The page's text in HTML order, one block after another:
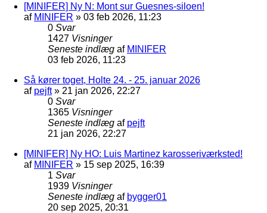
[MINIFER] Ny N: Mont sur Guesnes-siloen!
af MINIFER » 03 feb 2026, 11:23
0 Svar
1427 Visninger
Seneste indlæg af MINIFER
03 feb 2026, 11:23
Så kører toget, Holte 24. - 25. januar 2026
af pejft» 21 jan 2026, 22:27
0 Svar
1365 Visninger
Seneste indlæg af pejft
21 jan 2026, 22:27
[MINIFER] Ny HO: Luis Martinez karosseriværksted!
af MINIFER » 15 sep 2025, 16:39
1 Svar
1939 Visninger
Seneste indlæg af bygger01
20 sep 2025, 20:31